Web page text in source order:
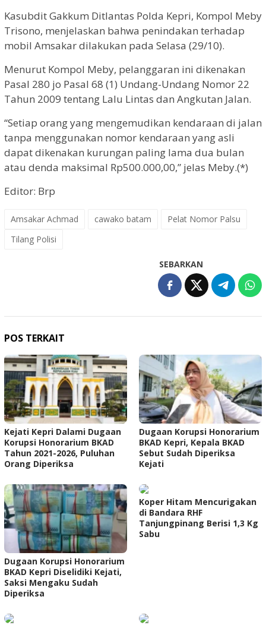
Kasubdit Gakkum Ditlantas Polda Kepri, Kompol Meby
Trisono, menjelaskan bahwa penindakan terhadap
mobil Amsakar dilakukan pada Selasa (29/10).
Menurut Kompol Meby, pelanggaran ini dikenakan
Pasal 280 jo Pasal 68 (1) Undang-Undang Nomor 22
Tahun 2009 tentang Lalu Lintas dan Angkutan Jalan.
“Setiap orang yang mengemudikan kendaraan di jalan
tanpa menggunakan nomor kendaraan yang asli
dapat dikenakan kurungan paling lama dua bulan
atau denda maksimal Rp500.000,00,” jelas Meby.(*)
Editor: Brp
Amsakar Achmad cawako batam
Pelat Nomor Palsu
Tilang Polisi
SEBARKAN
POS TERKAIT
Kejati Kepri Dalami Dugaan
Korupsi Honorarium BKAD
Tahun 2021-2026, Puluhan
Orang Diperiksa
Dugaan Korupsi Honorarium
BKAD Kepri, Kepala BKAD
Sebut Sudah Diperiksa
Kejati
Dugaan Korupsi Honorarium
BKAD Kepri Diselidiki Kejati,
Saksi Mengaku Sudah
Diperiksa
Koper Hitam Mencurigakan
di Bandara RHF
Tanjungpinang Berisi 1,3 Kg
Sabu